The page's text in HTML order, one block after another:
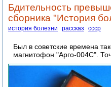
Бдительность
сборника "История
история болезни рассказ ссср
Был в советские времена
магнитофон "Арго-004С".